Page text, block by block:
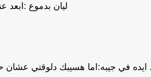
ليان بدموع :ابعد
ايده في جيبه:اما هسيبك دلوقتي